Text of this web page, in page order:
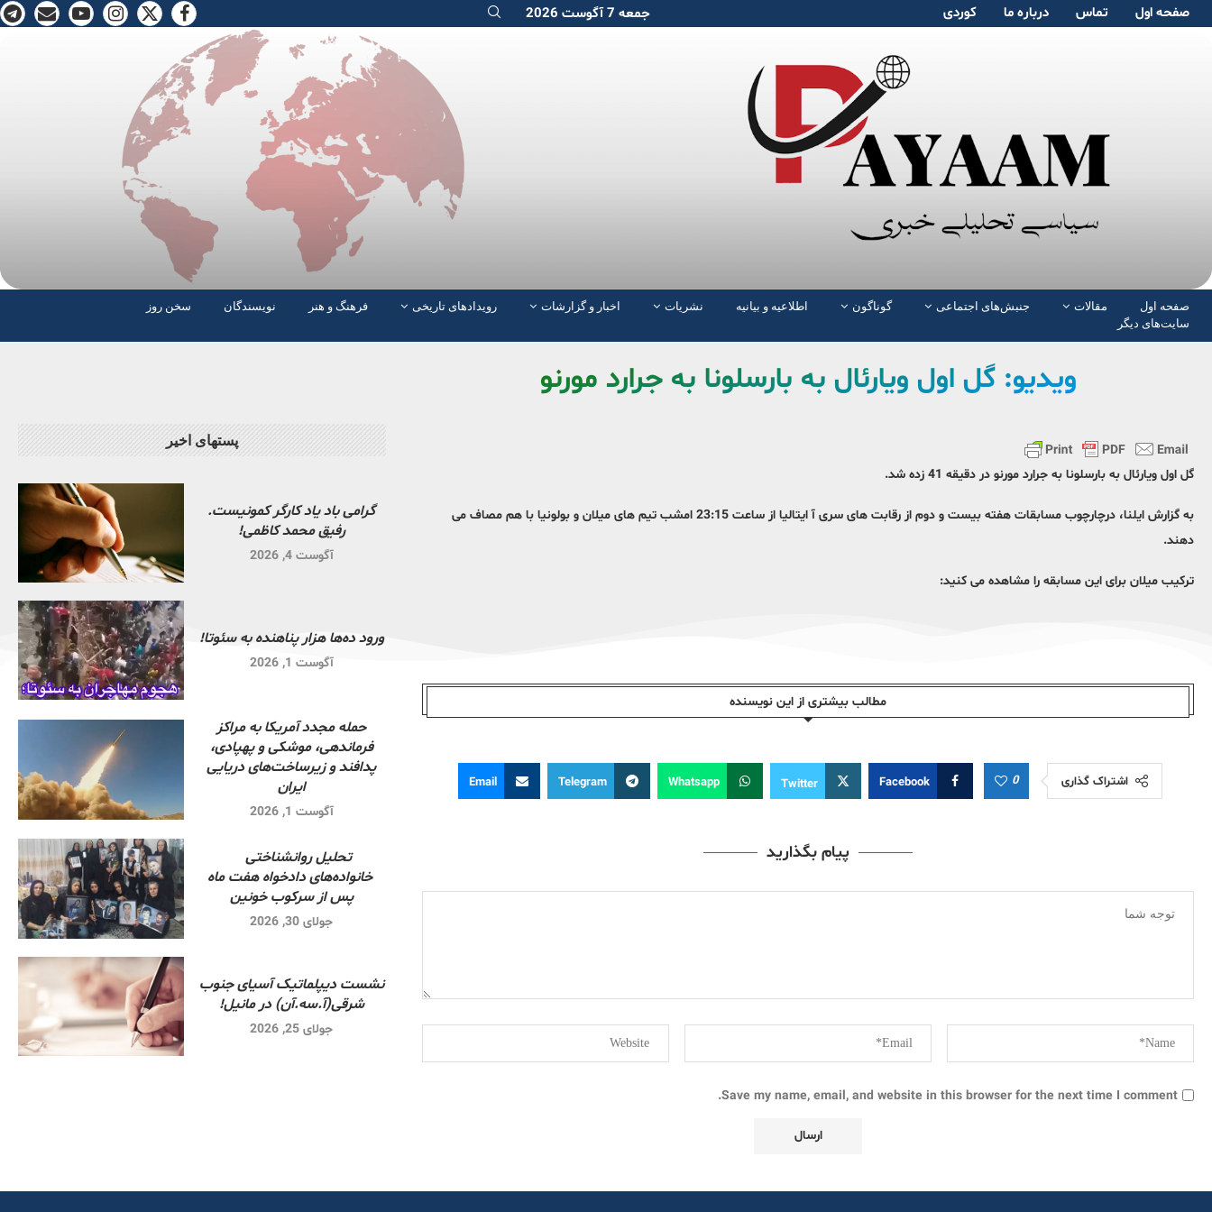
صفحە اول تماس دربارە ما کوردی جمعه 7 آگوست 2026
صفحە اول مقالات جنبش‌های اجتماعی گوناگون اطلاعیه و بیانیه نشریات اخبار و گزارشات رویدادهای تاریخی فرهنگ و هنر نویسندگان
سخن روز
سایت‌های دیگر
ویدیو: گل اول ویارئال به بارسلونا به جرارد مورنو
گل اول ویارئال به بارسلونا به جرارد مورنو در دقیقه 41 زده شد.
به گزارش ایلنا، درچارچوب مسابقات هفته بیست و دوم از رقابت های سری آ ایتالیا از ساعت 23:15 امشب تیم های میلان و بولونیا با هم مصاف می
دهند.
ترکیب میلان برای این مسابقه را مشاهده می کنید:
مطالب بیشتری از این نویسندە
اشتراک گذاری 0
Facebook
Twitter
Whatsapp
Telegram
Email
پیام بگذارید
Save my name, email, and website in this browser for the next time I comment.
پستهای اخیر
گرامی باد یاد کارگر کمونیست.
رفیق محمد کاظمی!
آگوست 4, 2026
ورود ده‌ها هزار پناهنده به سئوتا!
آگوست 1, 2026
حمله مجدد آمریکا به مراکز
فرماندهی، موشکی و پهپادی،
پدافند و زیرساخت‌های دریایی
ایران
آگوست 1, 2026
تحلیل روانشناختی
خانواده‌های دادخواه هفت ماه
پس از سرکوب خونین
جولای 30, 2026
نشست دیپلماتیک آسیای جنوب
شرقی‌(آ.سه.آن) در مانیل!
جولای 25, 2026